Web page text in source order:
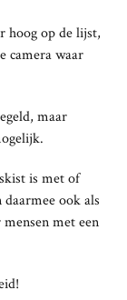
hoog op de lijst,
camera waar
maar
is met of
ook als
met een